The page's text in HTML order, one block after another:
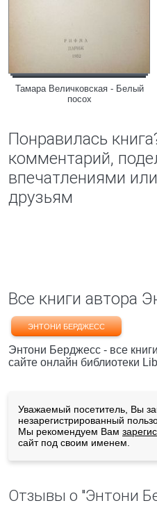
Тамара Величковская - Белый
посох
Понравилась
комментарий,
впечатлениями
друзьям
Все книги автора
ЭНТОНИ БЕРДЖЕСС
Энтони Берджесс - все
сайте онлайн библиотеки
Уважаемый посетитель, Вы
незарегистрированный
Мы рекомендуем Вам
сайт под своим именем.
Отзывы о "Энтони